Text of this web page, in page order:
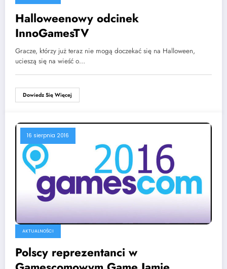
4 października 2016
Halloweenowy odcinek
InnoGamesTV
Gracze, którzy już teraz nie mogą doczekać się na Halloween,
ucieszą się na wieść o…
Dowiedz Się Więcej
16 sierpnia 2016
AKTUALNOŚCI
Polscy reprezentanci w